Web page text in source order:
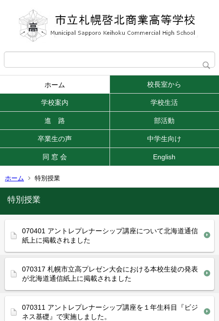
ホーム 校長室から
学校案内 学校生活
進 路 部活動
卒業生の声 中学生向け
同 窓 会 English
ホーム 特別授業
特別授業
070401 アントレプレナーシップ講座について北海道通信
紙上に掲載されました
070317 札幌市立高プレゼン大会における本校生徒の発表
が北海道通信紙上に掲載されました
070311 アントレプレナーシップ講座を１年生科目『ビジ
ネス基礎』で実施しました。